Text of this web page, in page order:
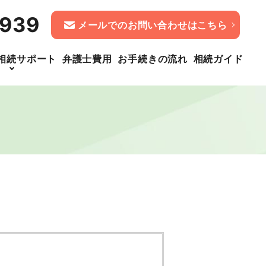
続サポート 弁護士費用 お手続きの流れ 相続ガイド
メールでのお問い合わせはこちら